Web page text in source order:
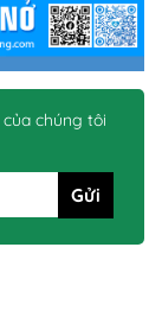
của chúng tôi